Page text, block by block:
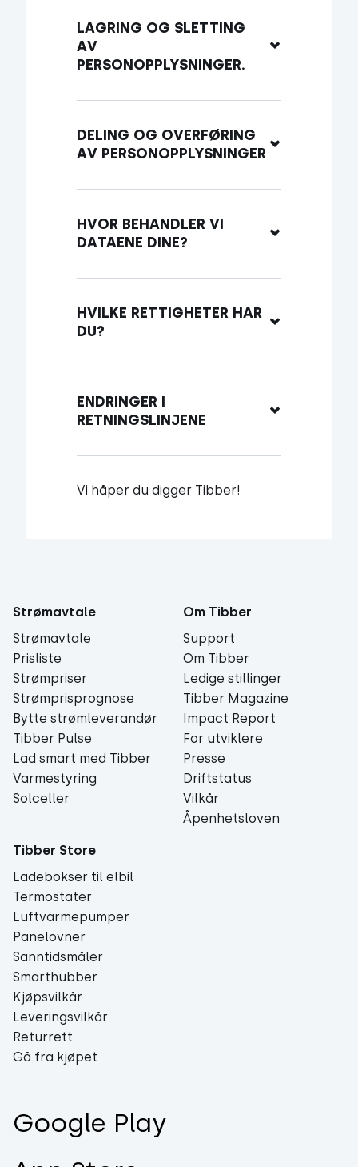
LAGRING OG SLETTING
AV
PERSONOPPLYSNINGER.
DELING OG OVERFØRING
AV PERSONOPPLYSNINGER
HVOR BEHANDLER VI
DATAENE DINE?
HVILKE RETTIGHETER HAR
DU?
ENDRINGER I
RETNINGSLINJENE
Vi håper du digger Tibber!
Strømavtale
Strømavtale
Prisliste
Strømpriser
Strømprisprognose
Bytte strømleverandør
Tibber Pulse
Lad smart med Tibber
Varmestyring
Solceller
Om Tibber
Support
Om Tibber
Ledige stillinger
Tibber Magazine
Impact Report
For utviklere
Presse
Driftstatus
Vilkår
Åpenhetsloven
Tibber Store
Ladebokser til elbil
Termostater
Luftvarmepumper
Panelovner
Sanntidsmåler
Smarthubber
Kjøpsvilkår
Leveringsvilkår
Returrett
Gå fra kjøpet
Google Play